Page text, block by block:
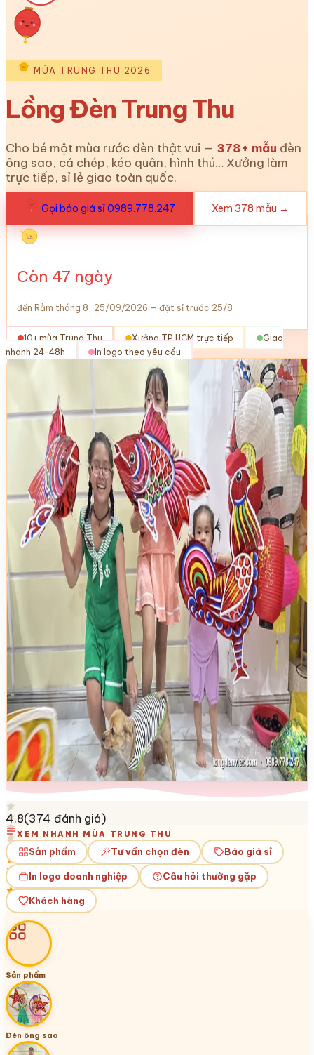
MÙA TRUNG THU 2026
Lồng Đèn Trung Thu
Cho bé một mùa rước đèn thật vui — 378+ mẫu đèn
ông sao, cá chép, kéo quân, hình thú… Xưởng làm
trực tiếp, sỉ lẻ giao toàn quốc.
Gọi báo giá sỉ 0989.778.247 Xem 378 mẫu →
Còn 47 ngày
đến Rằm tháng 8 · 25/09/2026 — đặt sỉ trước 25/8
10+ mùa Trung Thu Xưởng TP.HCM trực tiếp
Giao
nhanh 24–48h
In logo theo yêu cầu
4.8(374 đánh giá)
XEM NHANH MÙA TRUNG THU
Sản phẩm Tư vấn chọn đèn Báo giá sỉ
In logo doanh nghiệp Câu hỏi thường gặp
Khách hàng
Sản phẩm
Đèn ông sao